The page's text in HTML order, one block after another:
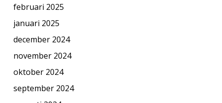
februari 2025
januari 2025
december 2024
november 2024
oktober 2024
september 2024